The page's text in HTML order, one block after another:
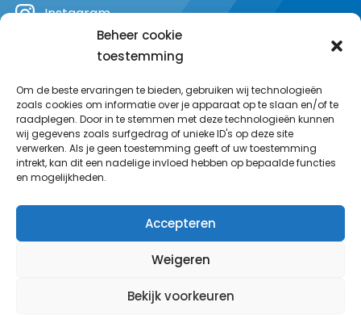
Beheer cookie
toestemming
Om de beste ervaringen te bieden, gebruiken wij technologieën
zoals cookies om informatie over je apparaat op te slaan en/of te
raadplegen. Door in te stemmen met deze technologieën kunnen
wij gegevens zoals surfgedrag of unieke ID's op deze site
verwerken. Als je geen toestemming geeft of uw toestemming
intrekt, kan dit een nadelige invloed hebben op bepaalde functies
en mogelijkheden.
Accepteren
Weigeren
Bekijk voorkeuren
Instagram
YouTube